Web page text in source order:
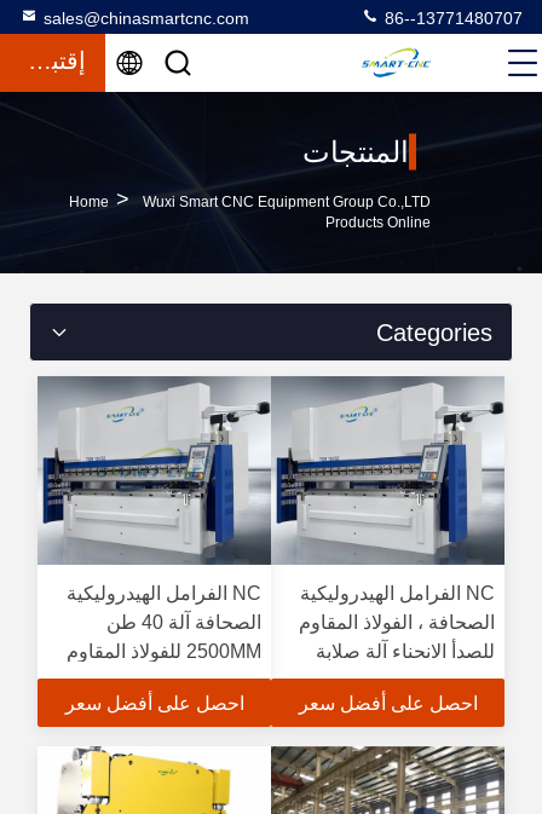
sales@chinasmartcnc.com 86--13771480707
إقتباس
المنتجات
Home >
Wuxi Smart CNC Equipment Group Co.,LTD
Products Online
Categories
NC الفرامل الهيدروليكية
الصحافة ، الفولاذ المقاوم
للصدأ الانحناء آلة صلابة
جيدة
احصل على أفضل سعر
NC الفرامل الهيدروليكية
الصحافة آلة 40 طن
2500MM للفولاذ المقاوم
للصدأ / الفولاذ الطري
احصل على أفضل سعر